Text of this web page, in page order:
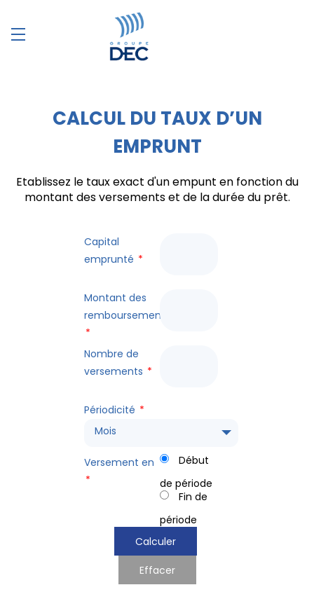
CALCUL DU TAUX D’UN
EMPRUNT
Etablissez le taux exact d'un empunt en fonction du
montant des versements et de la durée du prêt.
Capital
emprunté *
Montant des
remboursements
*
Nombre de
versements *
Périodicité *
Mois
Versement en
*
Début
de période
Fin de
période